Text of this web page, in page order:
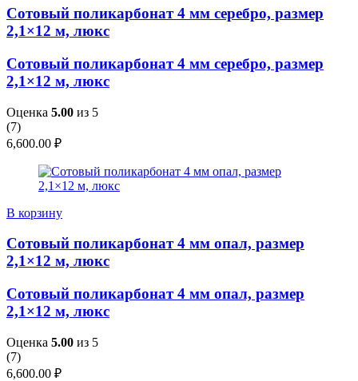
Сотовый поликарбонат 4 мм серебро, размер
2,1×12 м, люкс
Сотовый поликарбонат 4 мм серебро, размер
2,1×12 м, люкс
Оценка 5.00 из 5
(7)
6,600.00 ₽
В корзину
Сотовый поликарбонат 4 мм опал, размер
2,1×12 м, люкс
Сотовый поликарбонат 4 мм опал, размер
2,1×12 м, люкс
Оценка 5.00 из 5
(7)
6,600.00 ₽